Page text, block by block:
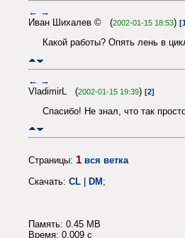
← →
Иван Шихалев © (2002-01-15 18:53)
Какой работы? Опять лень в
← →
VladimirL (2002-01-15 19:39) [2]
Спасибо! Не знал, что так
Страницы: 1 вся ветка
Скачать: CL | DM;
Память: 0.45 MB
Время: 0.009 c